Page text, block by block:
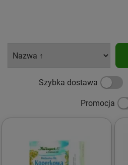
Szybka dostawa
Promocja